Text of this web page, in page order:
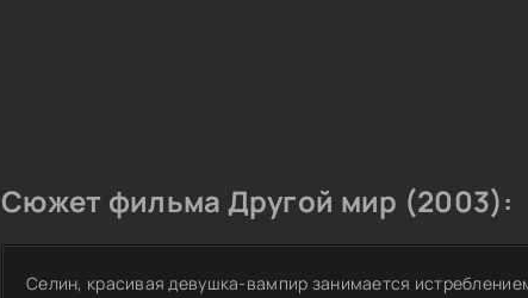
Сюжет фильма Другой мир (2003):
Селин, красивая девушка-вампир занимается